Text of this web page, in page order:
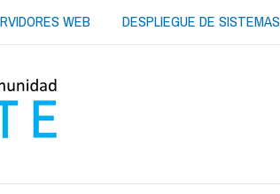
WEB DESPLIEGUE DE SISTEMAS